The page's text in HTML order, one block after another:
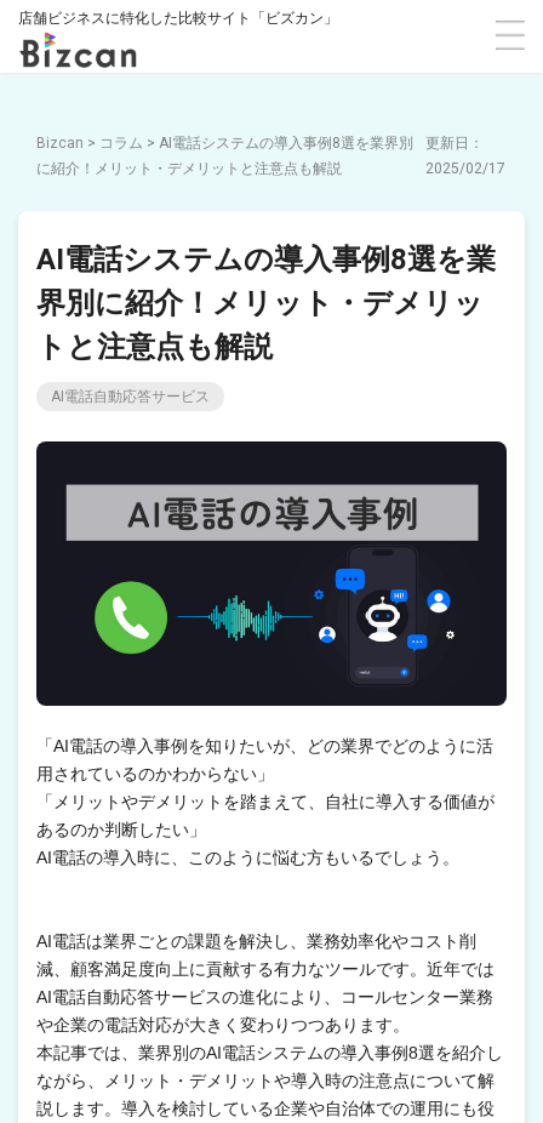
店舗ビジネスに特化した比較サイト「ビズカン」
Bizcan > コラム > AI電話システムの導入事例8選を業界別
に紹介！メリット・デメリットと注意点も解説
2025/02/17
AI電話システムの導入事例8選を業
界別に紹介！メリット・デメリッ
トと注意点も解説
AI電話自動応答サービス
「AI電話の導入事例を知りたいが、どの業界でどのように活
用されているのかわからない」
「メリットやデメリットを踏まえて、自社に導入する価値が
あるのか判断したい」
AI電話の導入時に、このように悩む方もいるでしょう。
AI電話は業界ごとの課題を解決し、業務効率化やコスト削
減、顧客満足度向上に貢献する有力なツールです。近年では
AI電話自動応答サービスの進化により、コールセンター業務
や企業の電話対応が大きく変わりつつあります。
本記事では、業界別のAI電話システムの導入事例8選を紹介し
ながら、メリット・デメリットや導入時の注意点について解
説します。導入を検討している企業や自治体での運用にも役